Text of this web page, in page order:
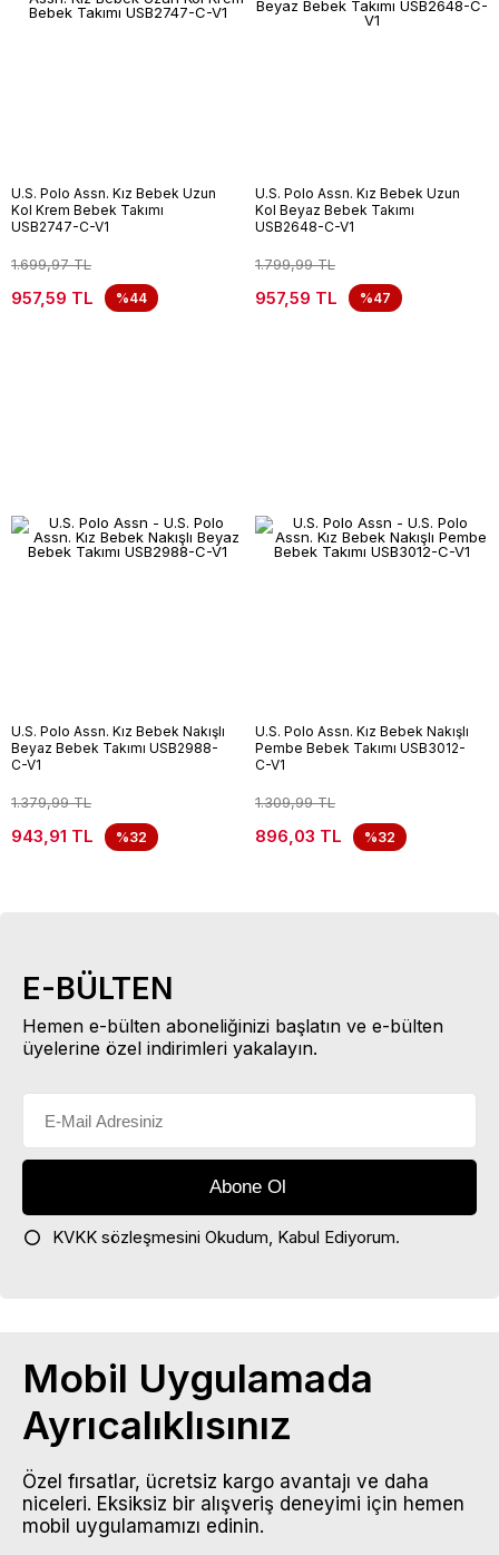
U.S. Polo Assn. Kız Bebek Uzun
Kol Krem Bebek Takımı
USB2747-C-V1
1.699,97 TL
957,59 TL %44
U.S. Polo Assn. Kız Bebek Uzun
Kol Beyaz Bebek Takımı
USB2648-C-V1
1.799,99 TL
957,59 TL %47
U.S. Polo Assn. Kız Bebek Nakışlı
Beyaz Bebek Takımı USB2988-
C-V1
1.379,99 TL
943,91 TL %32
U.S. Polo Assn. Kız Bebek Nakışlı
Pembe Bebek Takımı USB3012-
C-V1
1.309,99 TL
896,03 TL %32
E-BÜLTEN
Hemen e-bülten aboneliğinizi başlatın ve e-bülten
üyelerine özel indirimleri yakalayın.
KVKK sözleşmesini Okudum, Kabul Ediyorum.
Mobil Uygulamada
Ayrıcalıklısınız
Özel fırsatlar, ücretsiz kargo avantajı ve daha
niceleri. Eksiksiz bir alışveriş deneyimi için hemen
mobil uygulamamızı edinin.